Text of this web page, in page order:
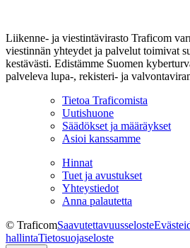
Liikenne- ja viestintävirasto Traficom
viestinnän yhteydet ja palvelut toimivat
kestävästi. Edistämme Suomen
palveleva lupa-, rekisteri- ja
Tietoa Traficomista
Uutishuone
Säädökset ja määräykset
Asioi kanssamme
Hinnat
Tuet ja avustukset
Yhteystiedot
Anna palautetta
© TraficomSaavutettavuusseloste
hallintaTietosuojaseloste